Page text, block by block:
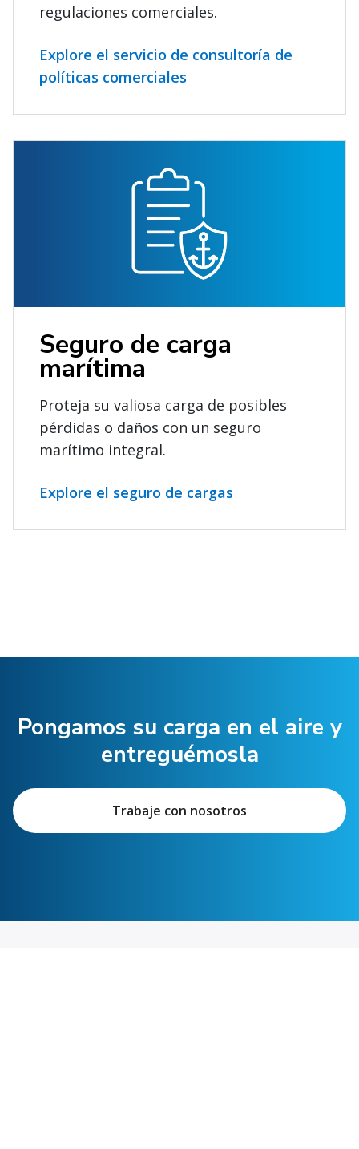
regulaciones comerciales.
Explore el servicio de consultoría de
políticas comerciales
Seguro de carga
marítima
Proteja su valiosa carga de posibles
pérdidas o daños con un seguro
marítimo integral.
Explore el seguro de cargas
Pongamos su carga en el aire y
entreguémosla
Trabaje con nosotros